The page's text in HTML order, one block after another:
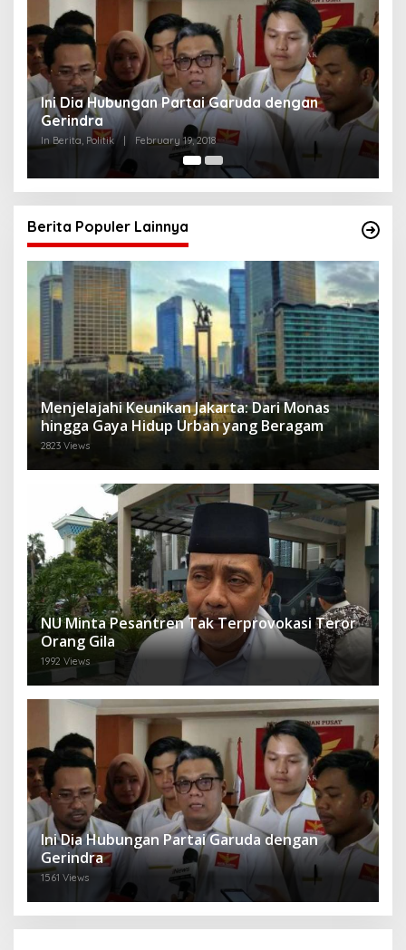
Strategi PPP Menangkan Duet Ganjar dan Gus
Yasin
In Berita, Politik February 19, 2018
Berita Populer Lainnya
Menjelajahi Keunikan Jakarta: Dari Monas
hingga Gaya Hidup Urban yang Beragam
2823 Views
NU Minta Pesantren Tak Terprovokasi Teror
Orang Gila
1992 Views
Ini Dia Hubungan Partai Garuda dengan
Gerindra
1561 Views